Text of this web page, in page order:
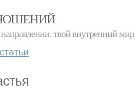
твой внутренний
статьи